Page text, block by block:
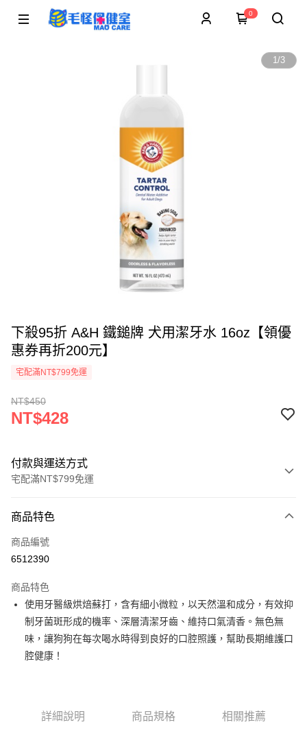
0
1/3
下殺95折 A&H 鐵鎚牌 犬用潔牙水 16oz【領優
惠券再折200元】
宅配滿NT$799免運
NT$450
NT$428
付款與運送方式
宅配滿NT$799免運
信用卡一次付款
Apple Pay
悠遊付
貨到付款
運送方式
商品特色
商品編號
6512390
商品特色
使用牙醫級烘焙蘇打，含有細小微粒，以天然溫和成分，有效抑
制牙菌斑形成的機率、深層清潔牙齒、維持口氣清香。無色無
味，讓狗狗在每次喝水時得到良好的口腔照護，幫助長期維護口
腔健康！
詳細說明 商品規格 相關推薦